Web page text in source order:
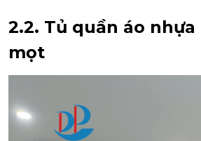
2.2. Tủ quần áo
mọt